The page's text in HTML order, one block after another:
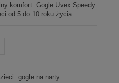
komfort. Gogle Uvex Speedy
od 5 do 10 roku życia.
gogle na narty